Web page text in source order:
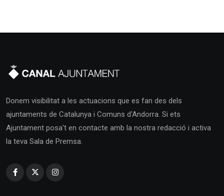
Donem visibilitat a les actuacions que es fan des dels
ajuntaments de Catalunya i Comuns d'Andorra. Si ets
Ajuntament posa't en contacte amb la nostra redacció i activa
la teva Sala de Premsa.